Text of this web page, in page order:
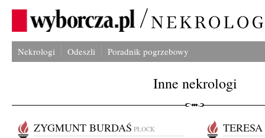
Nekrologi Odeszli Poradnik pogrzebowy
Inne nekrologi
ZYGMUNT BURDAŚ PŁOCK